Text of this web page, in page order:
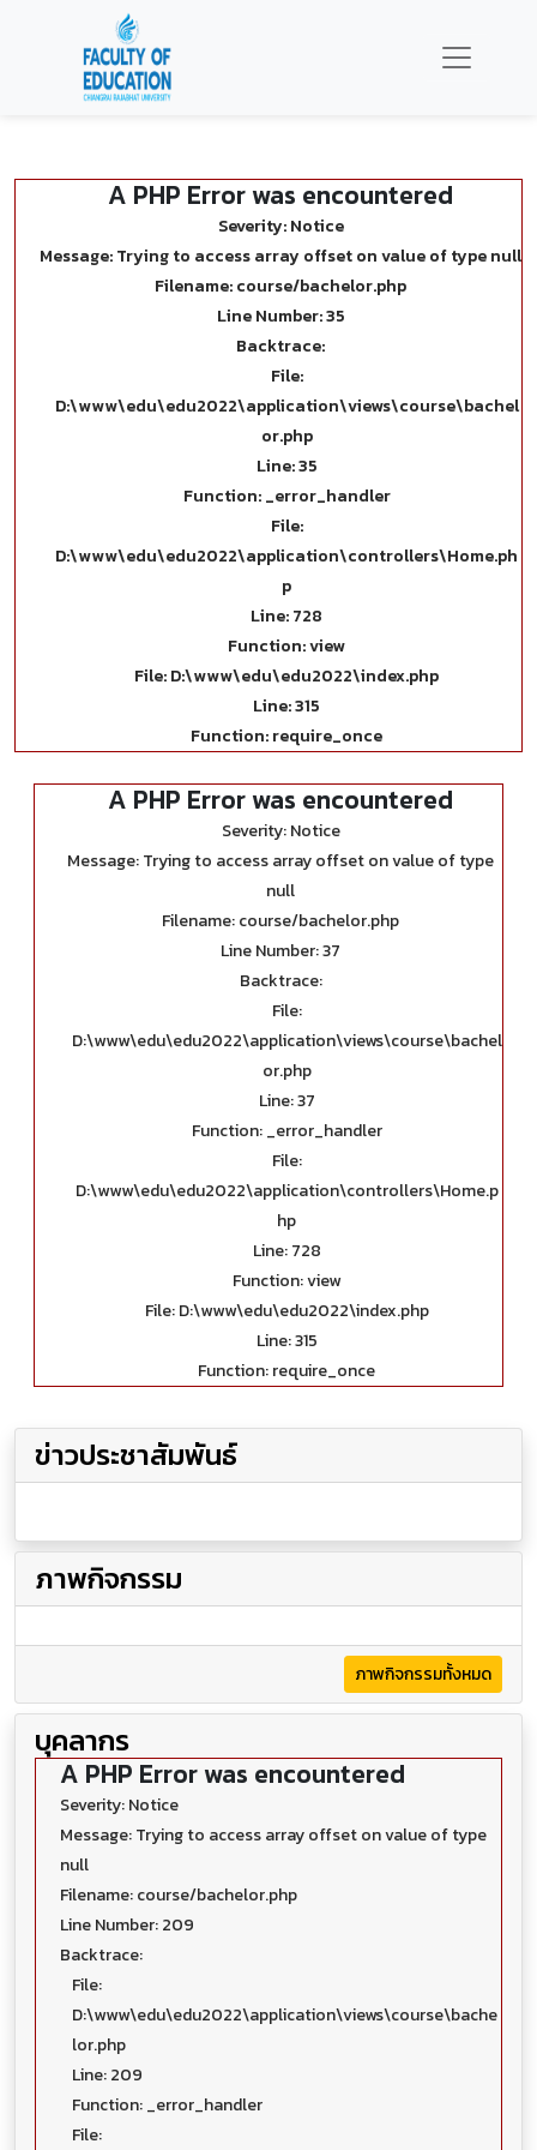
A PHP Error was encountered
Severity: Notice
Message: Trying to access array offset on value of type null
Filename: course/bachelor.php
Line Number: 35
Backtrace:
File:
D:\www\edu\edu2022\application\views\course\bachel
or.php
Line: 35
Function: _error_handler
File:
D:\www\edu\edu2022\application\controllers\Home.ph
p
Line: 728
Function: view
File: D:\www\edu\edu2022\index.php
Line: 315
Function: require_once
A PHP Error was encountered
Severity: Notice
Message: Trying to access array offset on value of type
null
Filename: course/bachelor.php
Line Number: 37
Backtrace:
File:
D:\www\edu\edu2022\application\views\course\bachel
or.php
Line: 37
Function: _error_handler
File:
D:\www\edu\edu2022\application\controllers\Home.p
hp
Line: 728
Function: view
File: D:\www\edu\edu2022\index.php
Line: 315
Function: require_once
ข่าวประชาสัมพันธ์
ภาพกิจกรรม
ภาพกิจกรรมทั้งหมด
บุคลากร
A PHP Error was encountered
Severity: Notice
Message: Trying to access array offset on value of type
null
Filename: course/bachelor.php
Line Number: 209
Backtrace:
File:
D:\www\edu\edu2022\application\views\course\bache
lor.php
Line: 209
Function: _error_handler
File: